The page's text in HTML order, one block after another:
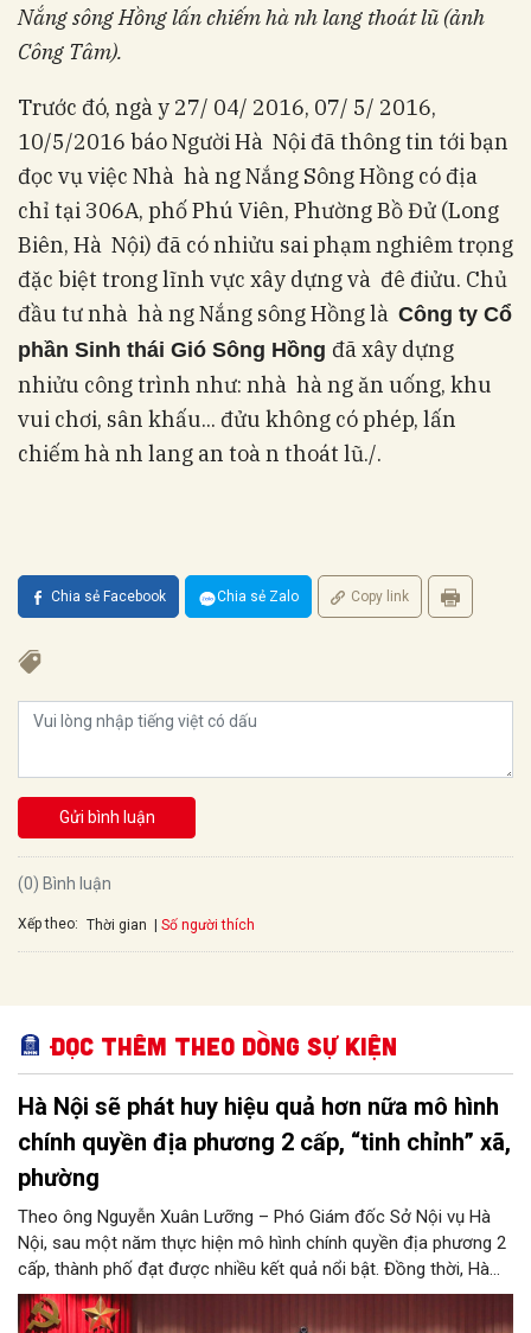
Nắng sông Hồng lấn chiếm hà nh lang thoát lũ (ảnh
Công Tâm).
Trước đó, ngà y 27/ 04/ 2016, 07/ 5/ 2016,
10/5/2016 báo Người Hà Nội đã thông tin tới bạn
đọc vụ việc Nhà hà ng Nắng Sông Hồng có địa
chỉ tại 306A, phố Phú Viên, Phường Bồ Đử (Long
Biên, Hà Nội) đã có nhiửu sai phạm nghiêm trọng
đặc biệt trong lĩnh vực xây dựng và đê điửu. Chủ
đầu tư nhà hà ng Nắng sông Hồng là Công ty Cổ
phần Sinh thái Gió Sông Hồng đã xây dựng
nhiửu công trình như: nhà hà ng ăn uống, khu
vui chơi, sân khấu... đửu không có phép, lấn
chiếm hà nh lang an toà n thoát lũ./.
Chia sẻ Facebook Chia sẻ Zalo Copy link
Gửi bình luận
(0) Bình luận
Xếp theo: Thời gian Số người thích
Đọc thêm Theo dòng sự kiện
Hà Nội sẽ phát huy hiệu quả hơn nữa mô hình
chính quyền địa phương 2 cấp, “tinh chỉnh” xã,
phường
Theo ông Nguyễn Xuân Lưỡng – Phó Giám đốc Sở Nội vụ Hà
Nội, sau một năm thực hiện mô hình chính quyền địa phương 2
cấp, thành phố đạt được nhiều kết quả nổi bật. Đồng thời, Hà
Nội đang nghiên cứu, thực hiện đúng tinh thần chỉ đạo của
Trung ương để tiếp tục tinh chỉnh xã, phường, đảm bảo mô hình